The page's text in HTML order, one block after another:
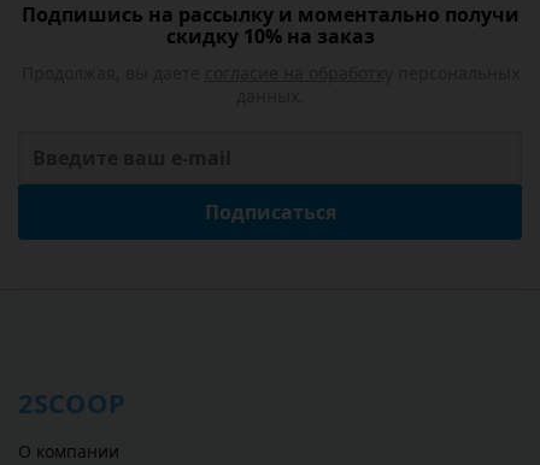
Подпишись на рассылку и моментально получи
скидку 10% на заказ
Подписаться
2SCOOP
О компании